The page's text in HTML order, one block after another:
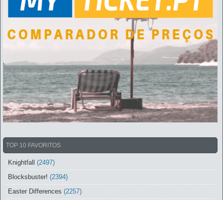
TOP 10 FAVORITOS
Knightfall (2497)
Blocksbuster! (2394)
Easter Differences (2257)